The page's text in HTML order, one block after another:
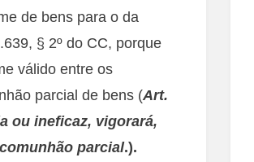
de bens para o da
§ 2º do CC, porque
válido entre os
parcial de bens (Art.
ou ineficaz, vigorará,
parcial.).